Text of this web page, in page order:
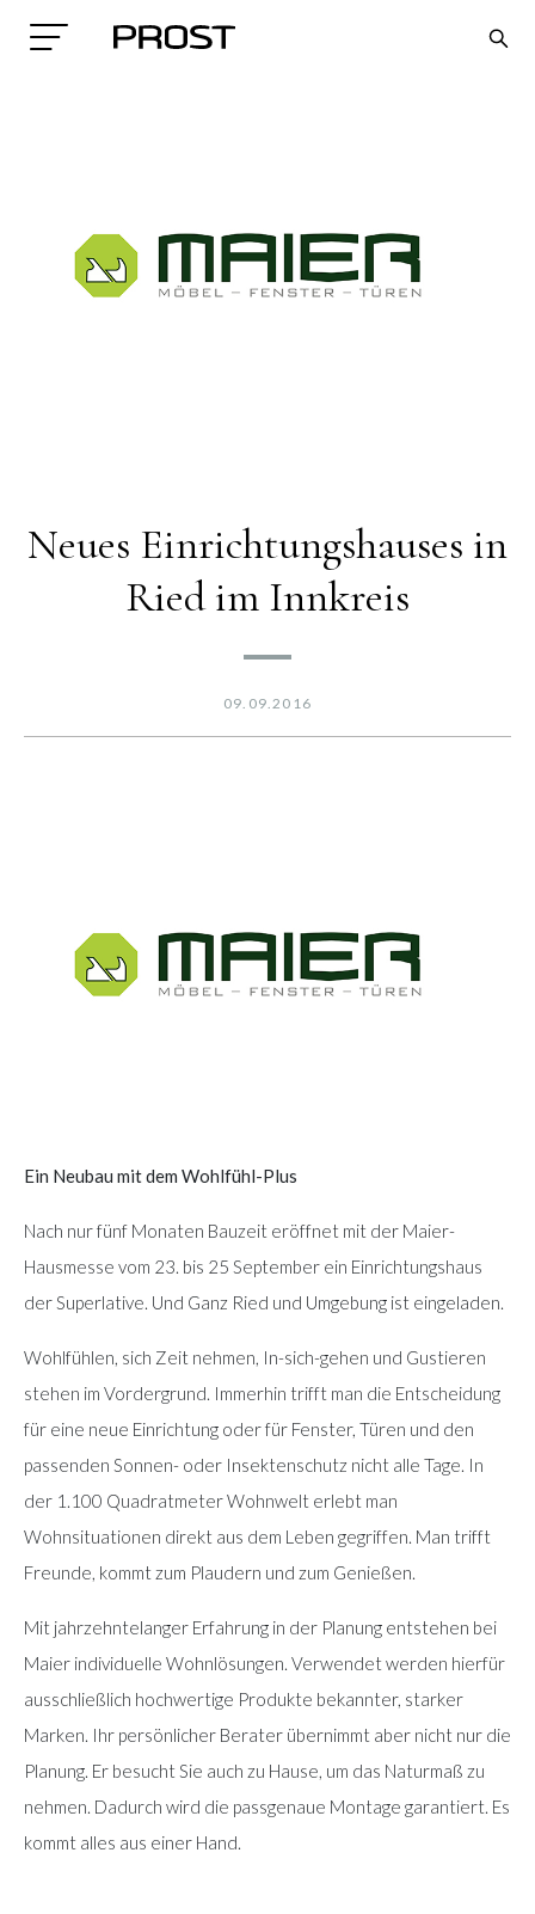
Neues Einrichtungshauses in
Ried im Innkreis
09.09.2016
Ein Neubau mit dem Wohlfühl-Plus
Nach nur fünf Monaten Bauzeit eröffnet mit der Maier-
Hausmesse vom 23. bis 25 September ein Einrichtungshaus
der Superlative. Und Ganz Ried und Umgebung ist eingeladen.
Wohlfühlen, sich Zeit nehmen, In-sich-gehen und Gustieren
stehen im Vordergrund. Immerhin trifft man die Entscheidung
für eine neue Einrichtung oder für Fenster, Türen und den
passenden Sonnen- oder Insektenschutz nicht alle Tage. In
der 1.100 Quadratmeter Wohnwelt erlebt man
Wohnsituationen direkt aus dem Leben gegriffen. Man trifft
Freunde, kommt zum Plaudern und zum Genießen.
Mit jahrzehntelanger Erfahrung in der Planung entstehen bei
Maier individuelle Wohnlösungen. Verwendet werden hierfür
ausschließlich hochwertige Produkte bekannter, starker
Marken. Ihr persönlicher Berater übernimmt aber nicht nur die
Planung. Er besucht Sie auch zu Hause, um das Naturmaß zu
nehmen. Dadurch wird die passgenaue Montage garantiert. Es
kommt alles aus einer Hand.